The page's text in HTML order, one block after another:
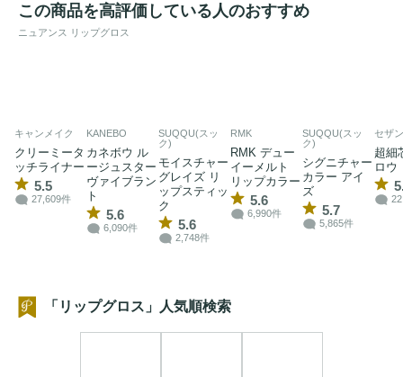
この商品を高評価している人のおすすめ
ニュアンス リップグロス
キャンメイク
クリーミータ
ッチライナー
5.5
27,609件
KANEBO
カネボウ ル
ージュスター
ヴァイブラン
ト
5.6
6,090件
SUQQU(スッ
ク)
モイスチャー
グレイズ リ
ップスティッ
ク
5.6
2,748件
RMK
RMK デュー
イーメルト
リップカラー
5.6
6,990件
SUQQU(スッ
ク)
シグニチャー
カラー アイ
ズ
5.7
5,865件
セザ
超細
ロウ
「リップグロス」人気順検索